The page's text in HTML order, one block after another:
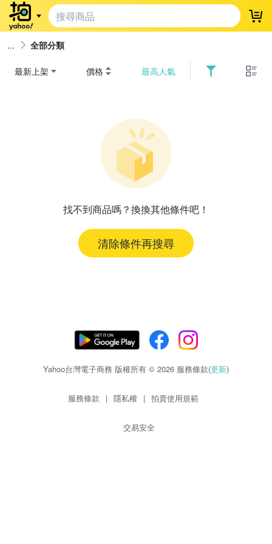
登
全部分類
最新上架 價格 最高人氣
找不到商品嗎？換換其他條件吧！
清除條件再搜尋
Yahoo台灣電子商務 版權所有 © 2026 服務條款(更新)
服務條款 | 隱私權 | 拍賣使用規範
交易安全